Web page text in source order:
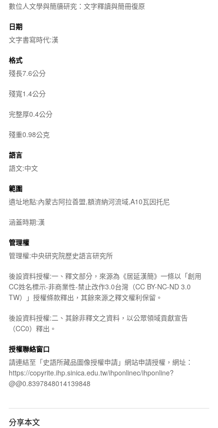
數位人文學與簡牘研究：文字釋讀與簡冊復原
日期
文字書寫時代:漢
格式
殘長7.6公分
殘寬1.4公分
完整厚0.4公分
殘重0.98公克
語言
語文:中文
範圍
遺址地點:內蒙古阿拉善盟,額濟納河流域,A10瓦因托尼
涵蓋時期:漢
管理權
管理權:中央研究院歷史語言研究所
後設資料授權:一、釋文部分，來源為《居延漢簡》一條以「創用
CC姓名標示-非商業性-禁止改作3.0台灣（CC BY-NC-ND 3.0
TW）」授權條款釋出，其餘來源之釋文權利保留。
後設資料授權:二、其餘非釋文之資料，以公眾領域貢獻宣告
（CC0）釋出。
授權聯絡窗口
請連結至「史語所藏品圖像授權申請」網站申請授權，網址：
https://copyrite.ihp.sinica.edu.tw/ihponlinec/ihponline?
@@0.8397848014139848
分享本文